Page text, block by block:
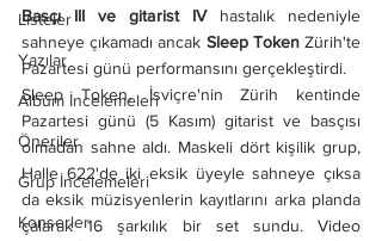
Listeler
Yazılar
Albüm İncelemeleri
Öneriler
Grup İncelemeleri
Konserler
Basçı III ve gitarist IV hastalık nedeniyle
sahneye çıkamadı ancak Sleep Token Zürih'te
Pazartesi günü performansını gerçekleştirdi.
Sleep Token, İsviçre'nin Zürih kentinde
Pazartesi günü (5 Kasım) gitarist ve basçısı
olmadan sahne aldı. Maskeli dört kişilik grup,
Halle 622'de iki eksik üyeyle sahneye çıksa
da eksik müzisyenlerin kayıtlarını arka planda
çalarak 16 şarkılık bir set sundu. Video